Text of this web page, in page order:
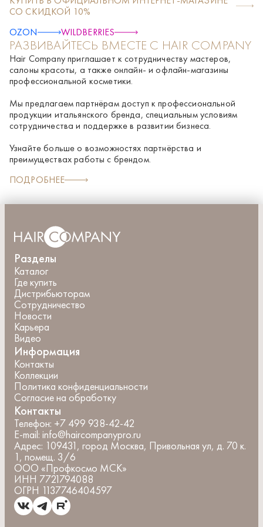
длине волос. Не смывайте. Высушите волосы.
Phenoxyethanol, Amodimethicone, Parfum [Fragrance], Argania
spinosa kernel oil, Linum usitatissimum (Linseed) seed oil, cocos
Jasminum officinale (Jasmine) flower|leaf extract, Hydrolyzed
wheat protein, Butynele glycol, Keratin amino acids,
Benzophenone-4, Citric acid, Trideceth-10, Linalool, Limonene,
Hydroxycitronellal, Hydrolyzed silk, Hypnea musciformis
extract, Gardenia tahitensis flower, Helianthus annuus
(Sunflower) seed oil, CI 16035 [Red-40],Beta-carotene,
СО СКИДКОЙ 10%
OZON
WILDBERRIES
РАЗВИВАЙТЕСЬ ВМЕСТЕ С HAIR COMPANY
Hair Company приглашает к сотрудничеству мастеров,
салоны красоты, а также онлайн- и офлайн-магазины
профессиональной косметики.
Мы предлагаем партнёрам доступ к профессиональной
продукции итальянского бренда, специальным условиям
сотрудничества и поддержке в развитии бизнеса.
Узнайте больше о возможностях партнёрства и
преимуществах работы с брендом.
ПОДРОБНЕЕ
Разделы
Каталог
Где купить
Дистрибьюторам
Сотрудничество
Новости
Карьера
Видео
Информация
Контакты
Коллекции
Политика конфиденциальности
Согласие на обработку
Контакты
Телефон: +7 499 938-42-42
E-mail: info@haircompanypro.ru
Адрес: 109431, город Москва, Привольная ул, д. 70 к.
1, помещ. 3/6
ООО «Профкосмо МСК»
ИНН 7721794088
ОГРН 1137746404597